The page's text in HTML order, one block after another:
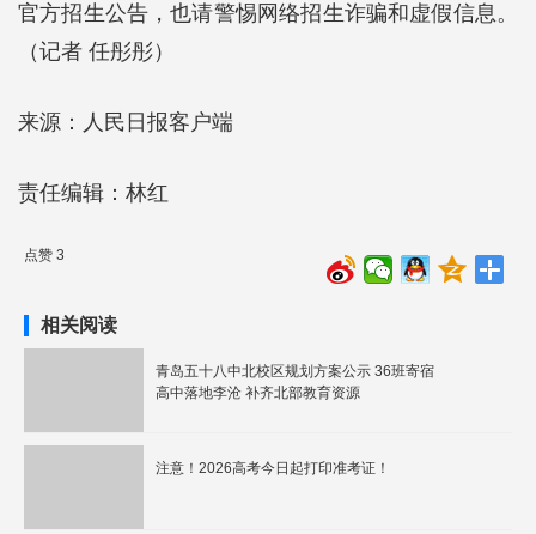
官方招生公告，也请警惕网络招生诈骗和虚假信息。
（记者 任彤彤）
来源：人民日报客户端
责任编辑：林红
点赞 3
相关阅读
​青岛五十八中北校区规划方案公示 36班寄宿
高中落地李沧 补齐北部教育资源
注意！2026高考今日起打印准考证！